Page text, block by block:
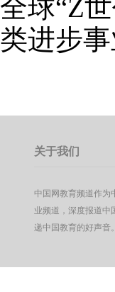
全球“Z
类进步